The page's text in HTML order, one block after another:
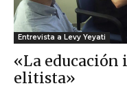
Entrevista a Levy Yeyati
«La educación
elitista»